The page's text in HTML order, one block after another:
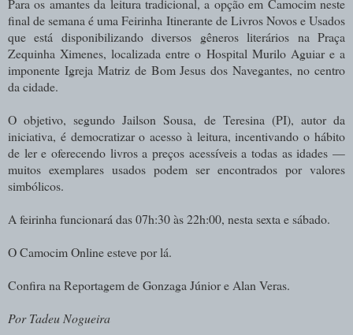
final de semana é uma Feirinha Itinerante de Livros Novos e Usados
que está disponibilizando diversos gêneros literários na Praça
Zequinha Ximenes, localizada entre o Hospital Murilo Aguiar e a
imponente Igreja Matriz de Bom Jesus dos Navegantes, no centro
da cidade.
O objetivo, segundo Jailson Sousa, de Teresina (PI), autor da
iniciativa, é democratizar o acesso à leitura, incentivando o hábito
de ler e oferecendo livros a preços acessíveis a todas as idades —
muitos exemplares usados podem ser encontrados por valores
simbólicos.
A feirinha funcionará das 07h:30 às 22h:00, nesta sexta e sábado.
O Camocim Online esteve por lá.
Confira na Reportagem de Gonzaga Júnior e Alan Veras.
Por Tadeu Nogueira